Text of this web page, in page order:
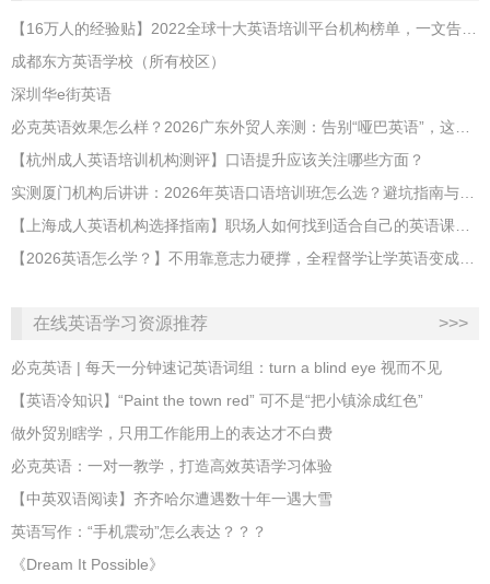
【16万人的经验贴】2022全球十大英语培训平台机构榜单，一文告诉你
成都东方英语学校（所有校区）
深圳华e街英语
必克英语效果怎么样？2026广东外贸人亲测：告别“哑巴英语”，这才是成年人最高效的自救指南！
【杭州成人英语培训机构测评】口语提升应该关注哪些方面？
实测厦门机构后讲讲：2026年英语口语培训班怎么选？避坑指南与高效学习新范式
【上海成人英语机构选择指南】职场人如何找到适合自己的英语课程？
【2026英语怎么学？】不用靠意志力硬撑，全程督学让学英语变成日常习惯
在线英语学习资源推荐 >>>
必克英语 | 每天一分钟速记英语词组：turn a blind eye 视而不见
​【英语冷知识】“Paint the town red” 可不是“把小镇涂成红色”
做外贸别瞎学，只用工作能用上的表达才不白费
必克英语：一对一教学，打造高效英语学习体验
【中英双语阅读】齐齐哈尔遭遇数十年一遇大雪
英语写作：“手机震动”怎么表达？？？
《Dream It Possible》